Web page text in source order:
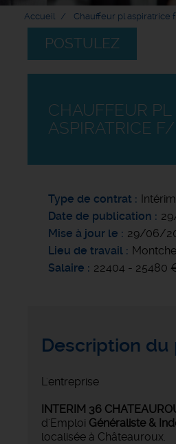
Accueil Chauffeur pl aspiratrice
POSTULEZ
CHAUFFEUR PL
ASPIRATRICE
Type de contrat
Intérim
Date de publication
Mise à jour le
29/06/
Lieu de travail
Salaire
22404 - 25480
Description du
L'entreprise
INTERIM 36
d'Emploi Généraliste &
localisée à Châteauroux.